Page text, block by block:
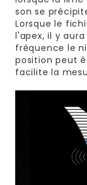
son se
Lorsque le
l'apex, il y
fréquence le
position peut
facilite la